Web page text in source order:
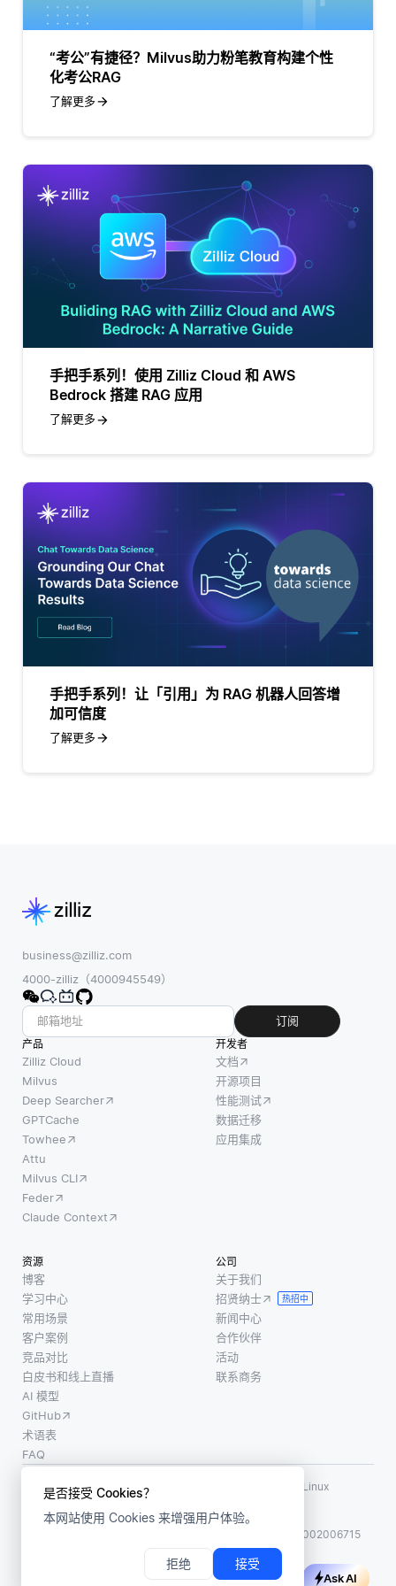
是否接受 Cookies？
本网站使用 Cookies 来增强用户体验。
拒绝 接受
“考公”有捷径？Milvus助力粉笔教育构建个性
化考公RAG
了解更多
手把手系列！使用 Zilliz Cloud 和 AWS
Bedrock 搭建 RAG 应用
了解更多
手把手系列！让「引用」为 RAG 机器人回答增
加可信度
了解更多
business@zilliz.com
4000-zilliz（4000945549）
订阅
产品
Zilliz Cloud
Milvus
Deep Searcher
GPTCache
Towhee
Attu
Milvus CLI
Feder
Claude Context
开发者
文档
开源项目
性能测试
数据迁移
应用集成
资源
博客
学习中心
常用场景
客户案例
竞品对比
白皮书和线上直播
AI 模型
GitHub
术语表
FAQ
公司
关于我们
招贤纳士
热招中
新闻中心
合作伙伴
活动
联系商务
使用条款·个人信息保护政策·数据安全政策
LF AI、LF AI & Data、Milvus，以及相关的开源项目名称为 Linux
Foundation 所有商标
版权所有 ©2026 上海赜睿信息科技有限公司保留所有权利
沪公网安备31011002006715
Ask AI